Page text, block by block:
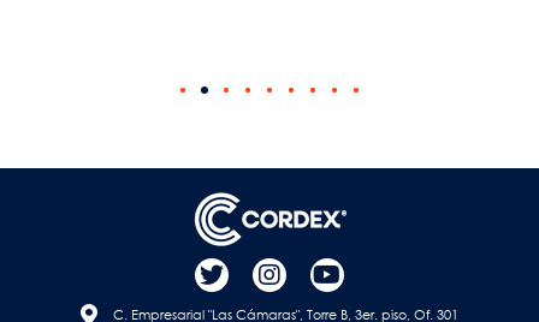
C. Empresarial "Las Cámaras", Torre B, 3er. piso, Of. 301